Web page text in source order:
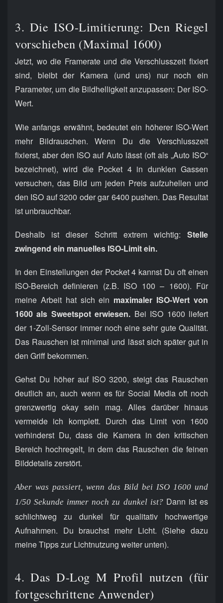
3. Die ISO-Limitierung: Den Riegel
vorschieben (Maximal 1600)
Jetzt, wo die Framerate und die Verschlusszeit fixiert
sind, bleibt der Kamera (und uns) nur noch ein
Parameter, um die Bildhelligkeit anzupassen: Der ISO-
Wert.
Wie anfangs erwähnt, bedeutet ein höherer ISO-Wert
mehr Bildrauschen. Wenn Du die Verschlusszeit
fixierst, aber den ISO auf Auto lässt (oft als „Auto ISO“
bezeichnet), wird die Pocket 4 in dunklen Gassen
versuchen, das Bild um jeden Preis aufzuhellen und
den ISO auf 3200 oder gar 6400 pushen. Das Resultat
ist unbrauchbar.
Deshalb ist dieser Schritt extrem wichtig: Stelle
zwingend ein manuelles ISO-Limit ein.
In den Einstellungen der Pocket 4 kannst Du oft einen
ISO-Bereich definieren (z.B. ISO 100 – 1600). Für
meine Arbeit hat sich ein maximaler ISO-Wert von
1600 als Sweetspot erwiesen. Bei ISO 1600 liefert
der 1-Zoll-Sensor immer noch eine sehr gute Qualität.
Das Rauschen ist minimal und lässt sich später gut in
den Griff bekommen.
Gehst Du höher auf ISO 3200, steigt das Rauschen
deutlich an, auch wenn es für Social Media oft noch
grenzwertig okay sein mag. Alles darüber hinaus
vermeide ich komplett. Durch das Limit von 1600
verhinderst Du, dass die Kamera in den kritischen
Bereich hochregelt, in dem das Rauschen die feinen
Bilddetails zerstört.
Aber was passiert, wenn das Bild bei ISO 1600 und
1/50 Sekunde immer noch zu dunkel ist?Dann ist es
schlichtweg zu dunkel für qualitativ hochwertige
Aufnahmen. Du brauchst mehr Licht. (Siehe dazu
meine Tipps zur Lichtnutzung weiter unten).
4. Das D-Log M Profil nutzen (für
fortgeschrittene Anwender)